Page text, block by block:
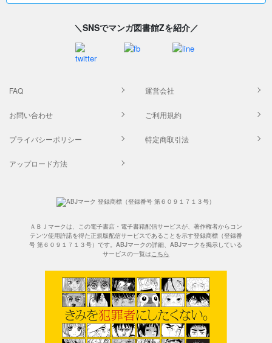
＼SNSでマンガ図書館Zを紹介／
FAQ 運営会社
お問い合わせ ご利用規約
プライバシーポリシー 特定商取引法
アップロード方法
ＡＢＪマークは、この電子書店・電子書籍配信サービスが、著作権者からコン
テンツ使用許諾を得た正規版配信サービスであることを示す登録商標（登録番
号 第６０９１７１３号）です。ABJマークの詳細、ABJマークを掲示している
サービスの一覧はこちら